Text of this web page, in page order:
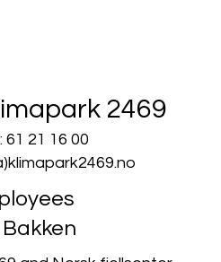
2469
61 21 16 00
Bakken